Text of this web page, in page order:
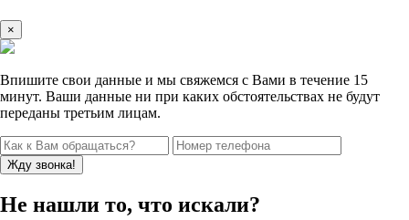
×
Впишите свои данные и мы свяжемся с Вами в течение 15
минут. Ваши данные ни при каких обстоятельствах не будут
переданы третьим лицам.
Не нашли то, что искали?